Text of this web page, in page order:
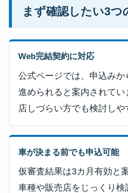
まず確認したい3つ
Web完結契約に対応
公式ページでは、申込み
進められると案内されて
店しづらい方でも検討しや
車が決まる前でも申込可能
仮審査結果は3カ月有効と
車種や販売店をじっくり検